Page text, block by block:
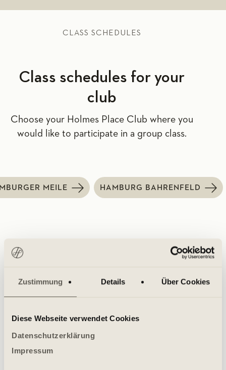
Zustimmung Details Über Cookies
Diese Webseite verwendet Cookies
Datenschutzerklärung
Impressum
CLASS SCHEDULES
Class schedules for your
club
Choose your Holmes Place Club where you
would like to participate in a group class.
MEILE HAMBURG BAHRENFELD
More classes for you